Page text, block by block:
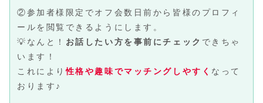
②参加者様限定でオフ会数日前から皆様のプロフィ
ールを閲覧できるようにします。
💡なんと！ お話したい方を事前にチェック できちゃ
います！
これにより性格や趣味でマッチングしやすく なって
おります♪